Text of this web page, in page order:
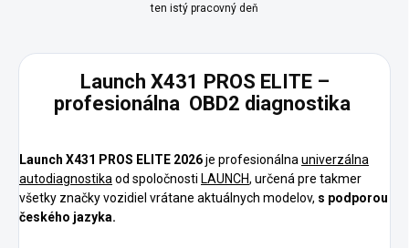
ten istý pracovný deň
Launch X431 PROS ELITE –
profesionálna OBD2 diagnostika
Launch X431 PROS ELITE 2026je profesionálna univerzálna
autodiagnostika od spoločnosti LAUNCH, určená pre takmer
všetky značky vozidiel vrátane aktuálnych modelov, s podporou
českého jazyka.